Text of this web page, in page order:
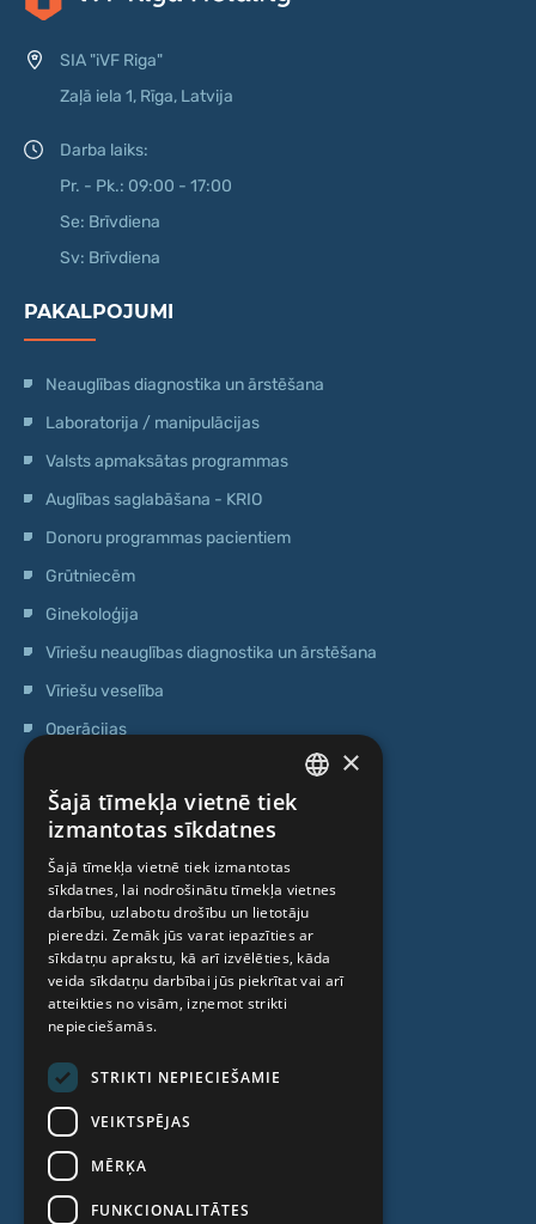
SIA "iVF Riga"
Zaļā iela 1, Rīga, Latvija
Darba laiks:
Pr. - Pk.: 09:00 - 17:00
Se: Brīvdiena
Sv: Brīvdiena
PAKALPOJUMI
Neauglības diagnostika un ārstēšana
Laboratorija / manipulācijas
Valsts apmaksātas programmas
Auglības saglabāšana - KRIO
Donoru programmas pacientiem
Grūtniecēm
Ginekoloģija
Vīriešu neauglības diagnostika un ārstēšana
Vīriešu veselība
Operācijas
Anti-age speciālista konsultācija
Ambulatorais centrs
Cilmes šūnu centrs
PAR MUMS
Kas mēs esam
Cenas
Kontakti
Raksti
LATVIAN
RUSSIAN
LITHUANIAN
NORWEGIAN
×
Šajā tīmekļa vietnē tiek
izmantotas sīkdatnes
Šajā tīmekļa vietnē tiek izmantotas
sīkdatnes, lai nodrošinātu tīmekļa vietnes
darbību, uzlabotu drošību un lietotāju
pieredzi. Zemāk jūs varat iepazīties ar
sīkdatņu aprakstu, kā arī izvēlēties, kāda
veida sīkdatņu darbībai jūs piekrītat vai arī
atteikties no visām, izņemot strikti
nepieciešamās.
STRIKTI NEPIECIEŠAMIE
VEIKTSPĒJAS
MĒRĶA
FUNKCIONALITĀTES